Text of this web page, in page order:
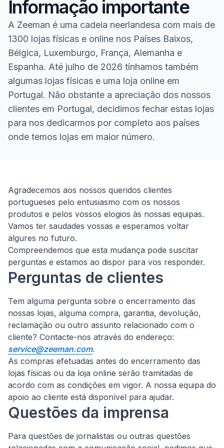
Informação importante
A Zeeman é uma cadeia neerlandesa com mais de
1300 lojas físicas e online nos Países Baixos,
Bélgica, Luxemburgo, França, Alemanha e
Espanha. Até julho de 2026 tínhamos também
algumas lojas físicas e uma loja online em
Portugal. Não obstante a apreciação dos nossos
clientes em Portugal, decidimos fechar estas lojas
para nos dedicarmos por completo aos países
onde temos lojas em maior número.
Homepage
Agradecemos aos nossos queridos clientes
portugueses pelo entusiasmo com os nossos
produtos e pelos vossos elogios às nossas equipas.
Vamos ter saudades vossas e esperamos voltar
algures no futuro.
Compreendemos que esta mudança pode suscitar
perguntas e estamos ao dispor para vos responder.
Perguntas de clientes
Tem alguma pergunta sobre o encerramento das
nossas lojas, alguma compra, garantia, devolução,
reclamação ou outro assunto relacionado com o
cliente? Contacte-nos através do endereço:
service@zeeman.com.
As compras efetuadas antes do encerramento das
lojas físicas ou da loja online serão tramitadas de
acordo com as condições em vigor. A nossa equipa do
apoio ao cliente está disponível para ajudar.
Questões da imprensa
Para questões de jornalistas ou outras questões